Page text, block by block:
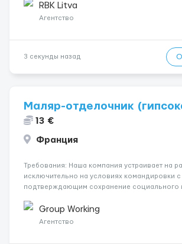
работать &bul...
RBK Litva
Агентство
3 секунды назад
Маляр-отделочник
13 €
Франция
Требования: Наша компания устраивает на
исключительно на условиях командировки с
подтверждающим сохранение социального
A1 могут получить граждане стран с
рынку труда ЕС (Укра...
Group Working
Агентство